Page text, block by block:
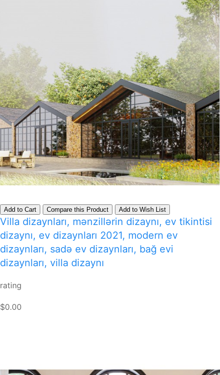
Add to Cart Compare this Product Add to Wish List
Villa dizaynları, mənzillərin dizaynı, ev tikintisi
dizaynı, ev dizaynları 2021, modern ev
dizaynları, sadə ev dizaynları, bağ evi
dizaynları, villa dizaynı
rating
$0.00